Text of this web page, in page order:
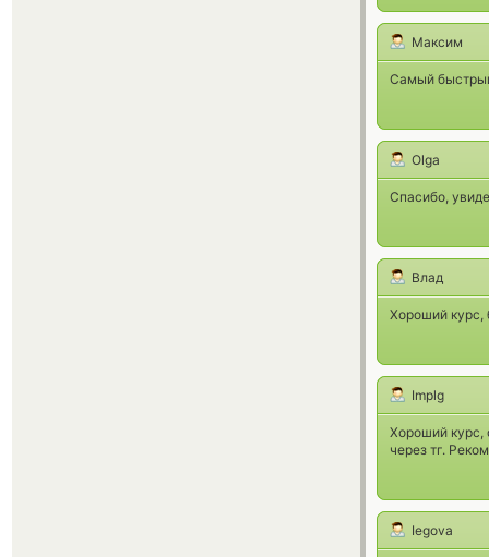
Максим
Самый
Olga
Спасибо,
Влад
Хороший курс,
Implg
Хороший курс,
через тг.
Iegova